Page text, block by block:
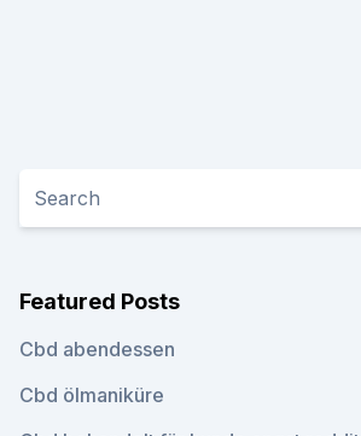
Featured Posts
Cbd abendessen
Cbd ölmaniküre